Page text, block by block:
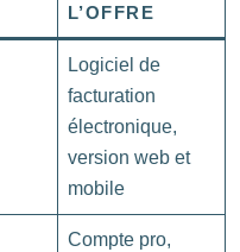
L’OFFRE
Logiciel de
facturation
électronique,
version web et
mobile
Compte pro,